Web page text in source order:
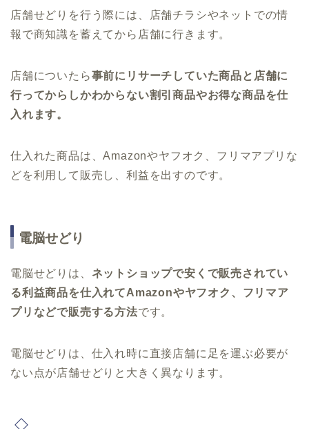
店舗せどりを行う際には、店舗チラシやネットでの情
報で商知識を蓄えてから店舗に行きます。
店舗についたら事前にリサーチしていた商品と店舗に
行ってからしかわからない割引商品やお得な商品を仕
入れます。
仕入れた商品は、Amazonやヤフオク、フリマアプリな
どを利用して販売し、利益を出すのです。
電脳せどり
電脳せどりは、 ネットショップで安くで販売されてい
る利益商品を仕入れてAmazonやヤフオク、フリマア
プリなどで販売する方法です。
電脳せどりは、仕入れ時に直接店舗に足を運ぶ必要が
ない点が店舗せどりと大きく異なります。